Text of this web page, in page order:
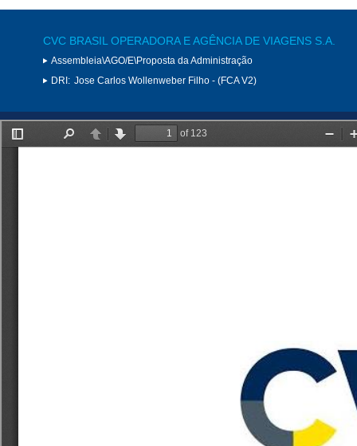
CVC BRASIL OPERADORA E AGÊNCIA DE VIAGENS S.A.
Assembleia\AGO/E\Proposta da Administração
DRI: Jose Carlos Wollenweber Filho - (FCA V2)